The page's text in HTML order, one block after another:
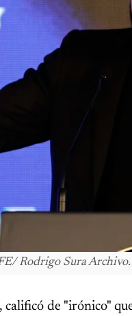
Rodrigo Sura Archivo.
de "irónico"